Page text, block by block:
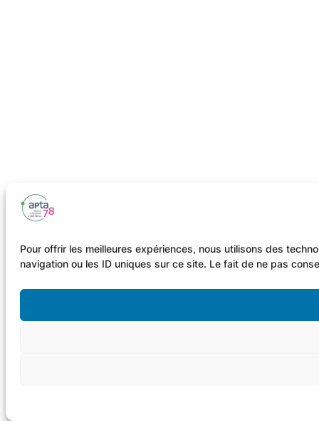
Pour offrir les meilleures expériences, nous utilisons des
navigation ou les ID uniques sur ce site. Le fait de ne pas